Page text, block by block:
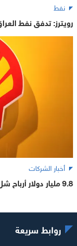
نفط
رويترز: تدفق نفط
أخبار الشركات
9.8 مليار دولار أرباح شل الفصلية.. نمو بأكثر من الضعف
روابط سريعة